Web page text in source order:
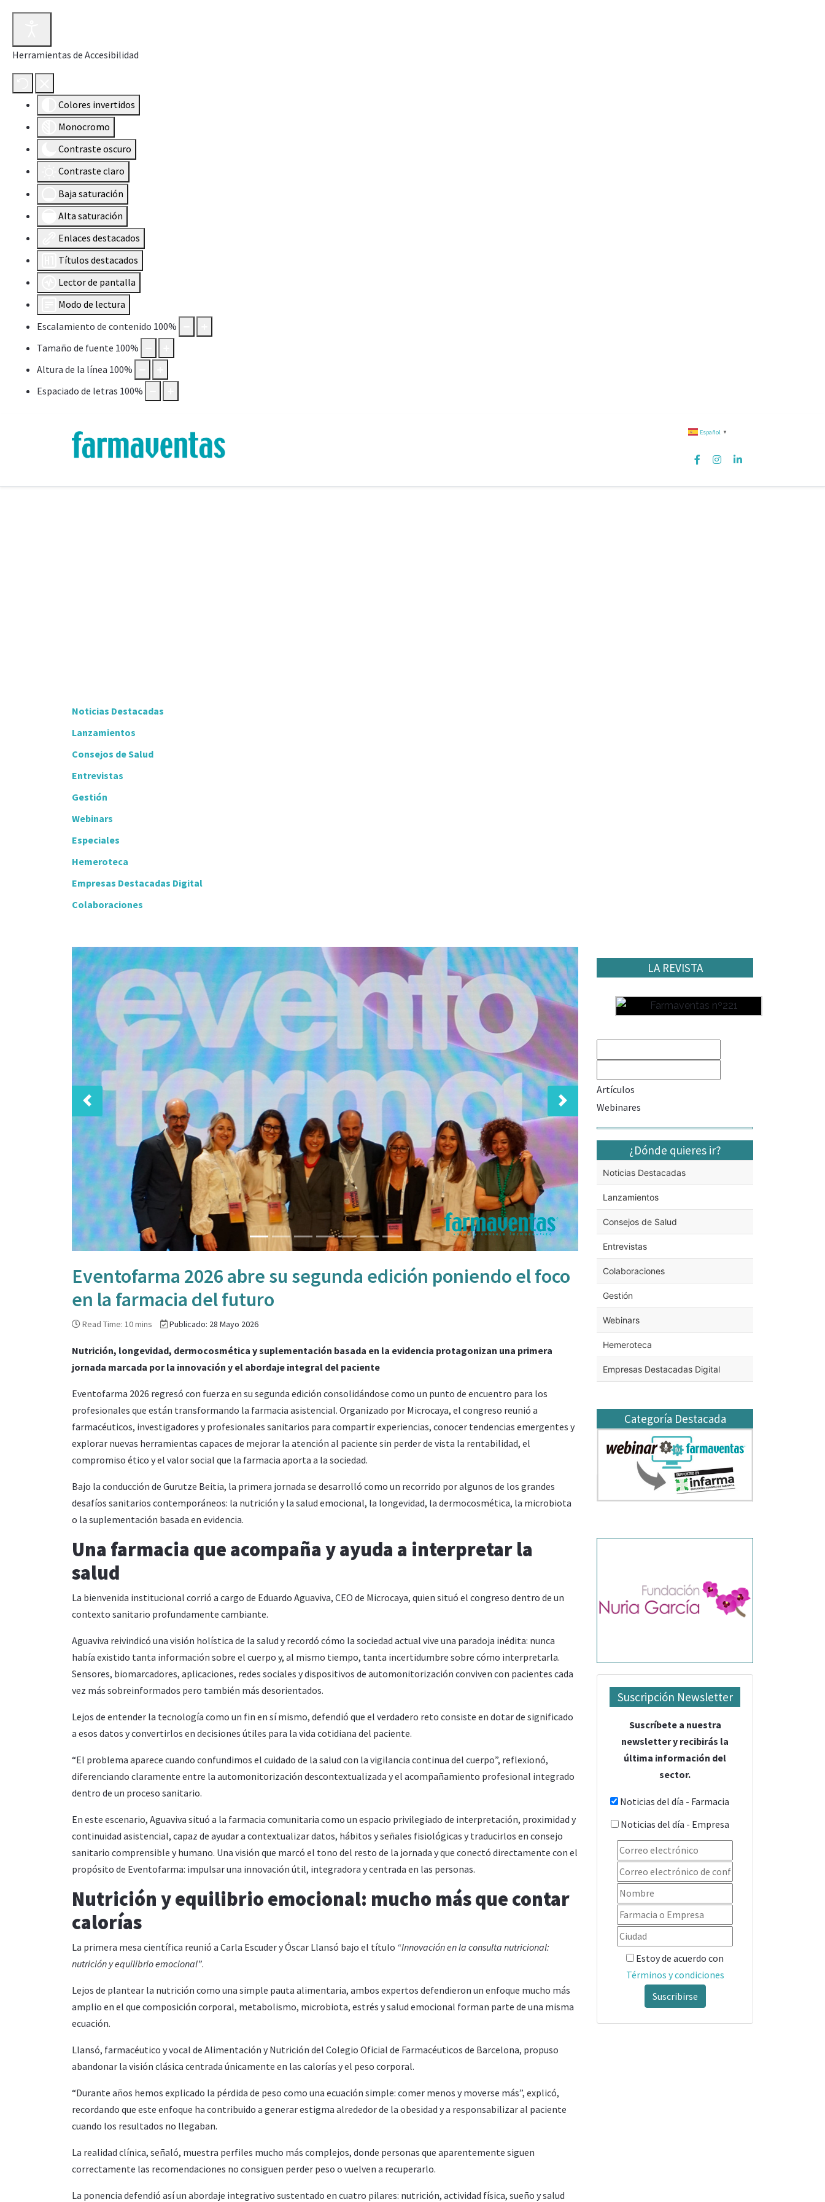
Herramientas de Accesibilidad
Colores invertidos
Monocromo
Contraste oscuro
Contraste claro
Baja saturación
Alta saturación
Enlaces destacados
Títulos destacados
Lector de pantalla
Modo de lectura
Escalamiento de contenido 100%
Tamaño de fuente 100%
Altura de la línea 100%
Espaciado de letras 100%
Español ▼
Noticias Destacadas
Lanzamientos
Consejos de Salud
Entrevistas
Gestión
Webinars
Especiales
Hemeroteca
Empresas Destacadas Digital
Colaboraciones
Anterior Siguiente
Eventofarma 2026 abre su segunda edición poniendo el foco
en la farmacia del futuro
Read Time: 10 mins Publicado: 28 Mayo 2026
Nutrición, longevidad, dermocosmética y suplementación basada en la evidencia protagonizan una primera
jornada marcada por la innovación y el abordaje integral del paciente
Eventofarma 2026 regresó con fuerza en su segunda edición consolidándose como un punto de encuentro para los
profesionales que están transformando la farmacia asistencial. Organizado por Microcaya, el congreso reunió a
farmacéuticos, investigadores y profesionales sanitarios para compartir experiencias, conocer tendencias emergentes y
explorar nuevas herramientas capaces de mejorar la atención al paciente sin perder de vista la rentabilidad, el
compromiso ético y el valor social que la farmacia aporta a la sociedad.
Bajo la conducción de Gurutze Beitia, la primera jornada se desarrolló como un recorrido por algunos de los grandes
desafíos sanitarios contemporáneos: la nutrición y la salud emocional, la longevidad, la dermocosmética, la microbiota
o la suplementación basada en evidencia.
Una farmacia que acompaña y ayuda a interpretar la
salud
La bienvenida institucional corrió a cargo de Eduardo Aguaviva, CEO de Microcaya, quien situó el congreso dentro de un
contexto sanitario profundamente cambiante.
Aguaviva reivindicó una visión holística de la salud y recordó cómo la sociedad actual vive una paradoja inédita: nunca
había existido tanta información sobre el cuerpo y, al mismo tiempo, tanta incertidumbre sobre cómo interpretarla.
Sensores, biomarcadores, aplicaciones, redes sociales y dispositivos de automonitorización conviven con pacientes cada
vez más sobreinformados pero también más desorientados.
Lejos de entender la tecnología como un fin en sí mismo, defendió que el verdadero reto consiste en dotar de significado
a esos datos y convertirlos en decisiones útiles para la vida cotidiana del paciente.
“El problema aparece cuando confundimos el cuidado de la salud con la vigilancia continua del cuerpo”, reflexionó,
diferenciando claramente entre la automonitorización descontextualizada y el acompañamiento profesional integrado
dentro de un proceso sanitario.
En este escenario, Aguaviva situó a la farmacia comunitaria como un espacio privilegiado de interpretación, proximidad y
continuidad asistencial, capaz de ayudar a contextualizar datos, hábitos y señales fisiológicas y traducirlos en consejo
sanitario comprensible y humano. Una visión que marcó el tono del resto de la jornada y que conectó directamente con el
propósito de Eventofarma: impulsar una innovación útil, integradora y centrada en las personas.
Nutrición y equilibrio emocional: mucho más que contar
calorías
La primera mesa científica reunió a Carla Escuder y Óscar Llansó bajo el título “Innovación en la consulta nutricional:
nutrición y equilibrio emocional”.
Lejos de plantear la nutrición como una simple pauta alimentaria, ambos expertos defendieron un enfoque mucho más
amplio en el que composición corporal, metabolismo, microbiota, estrés y salud emocional forman parte de una misma
ecuación.
Llansó, farmacéutico y vocal de Alimentación y Nutrición del Colegio Oficial de Farmacéuticos de Barcelona, propuso
abandonar la visión clásica centrada únicamente en las calorías y el peso corporal.
“Durante años hemos explicado la pérdida de peso como una ecuación simple: comer menos y moverse más”, explicó,
recordando que este enfoque ha contribuido a generar estigma alrededor de la obesidad y a responsabilizar al paciente
cuando los resultados no llegaban.
La realidad clínica, señaló, muestra perfiles mucho más complejos, donde personas que aparentemente siguen
correctamente las recomendaciones no consiguen perder peso o vuelven a recuperarlo.
La ponencia defendió así un abordaje integrativo sustentado en cuatro pilares: nutrición, actividad física, sueño y salud
LA REVISTA
Artículos
Webinares
¿Dónde quieres ir?
Noticias Destacadas
Lanzamientos
Consejos de Salud
Entrevistas
Colaboraciones
Gestión
Webinars
Hemeroteca
Empresas Destacadas Digital
Categoría Destacada
Suscripción Newsletter
Suscríbete a nuestra
newsletter y recibirás la
última información del
sector.
Noticias del día - Farmacia
Noticias del día - Empresa
Estoy de acuerdo con
Términos y condiciones
Suscribirse